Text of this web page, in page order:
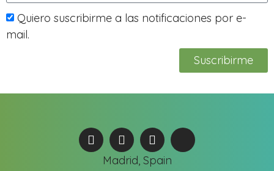
Quiero suscribirme a las notificaciones por e-
mail.
Suscribirme
Madrid, Spain